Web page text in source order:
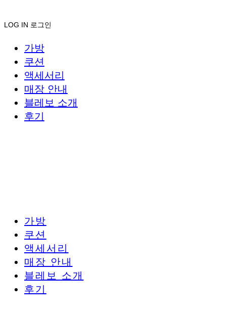
LOG IN 로그인
가방
쿠션
액세서리
매장 안내
블레보 소개
후기
가방
쿠션
액세서리
매장 안내
블레보 소개
후기